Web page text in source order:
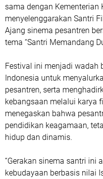
sama dengan Kementerian
menyelenggarakan Santri
Ajang sinema pesantren
tema “Santri Memandang
Festival ini menjadi wadah
Indonesia untuk
pesantren, serta
kebangsaan melalui karya
menegaskan bahwa
pendidikan keagamaan,
hidup dan dinamis.
“Gerakan sinema santri ini
kebudayaan berbasis nilai